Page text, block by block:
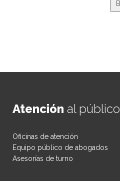
Atención al público
Oficinas de atención
Equipo público de abogados
Asesorías de turno